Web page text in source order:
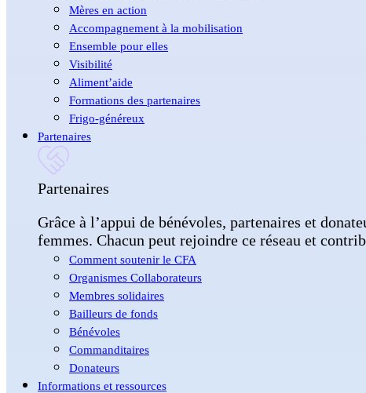
Mères en action
Accompagnement à la mobilisation
Ensemble pour elles
Visibilité
Aliment’aide
Formations des partenaires
Frigo-généreux
Partenaires
Partenaires
Grâce à l’appui de bénévoles, partenaires et
femmes. Chacun peut rejoindre ce réseau et
Comment soutenir le CFA
Organismes Collaborateurs
Membres solidaires
Bailleurs de fonds
Bénévoles
Commanditaires
Donateurs
Informations et ressources